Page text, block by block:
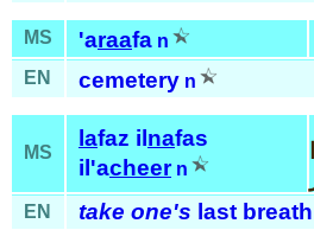
MS 'araafa n
EN cemetery n
MS
lafaz il nafas
il'acheer n
EN take one's last breath